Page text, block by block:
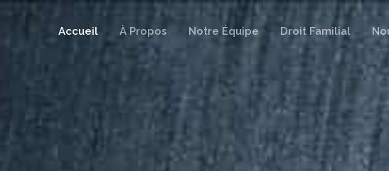
Accueil À Propos Notre Équipe Droit Familial